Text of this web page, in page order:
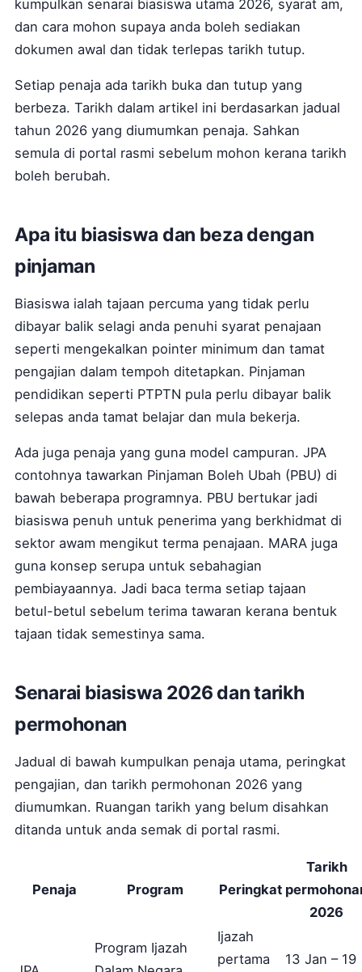
kumpulkan senarai biasiswa utama 2026, syarat am,
dan cara mohon supaya anda boleh sediakan
dokumen awal dan tidak terlepas tarikh tutup.
Setiap penaja ada tarikh buka dan tutup yang
berbeza. Tarikh dalam artikel ini berdasarkan jadual
tahun 2026 yang diumumkan penaja. Sahkan
semula di portal rasmi sebelum mohon kerana tarikh
boleh berubah.
Apa itu biasiswa dan beza dengan
pinjaman
Biasiswa ialah tajaan percuma yang tidak perlu
dibayar balik selagi anda penuhi syarat penajaan
seperti mengekalkan pointer minimum dan tamat
pengajian dalam tempoh ditetapkan. Pinjaman
pendidikan seperti PTPTN pula perlu dibayar balik
selepas anda tamat belajar dan mula bekerja.
Ada juga penaja yang guna model campuran. JPA
contohnya tawarkan Pinjaman Boleh Ubah (PBU) di
bawah beberapa programnya. PBU bertukar jadi
biasiswa penuh untuk penerima yang berkhidmat di
sektor awam mengikut terma penajaan. MARA juga
guna konsep serupa untuk sebahagian
pembiayaannya. Jadi baca terma setiap tajaan
betul-betul sebelum terima tawaran kerana bentuk
tajaan tidak semestinya sama.
Senarai biasiswa 2026 dan tarikh
permohonan
Jadual di bawah kumpulkan penaja utama, peringkat
pengajian, dan tarikh permohonan 2026 yang
diumumkan. Ruangan tarikh yang belum disahkan
ditanda untuk anda semak di portal rasmi.
Penaja Program Peringkat
Tarikh
2026
Program Ijazah
Ijazah
pertama
13 Jan – 19